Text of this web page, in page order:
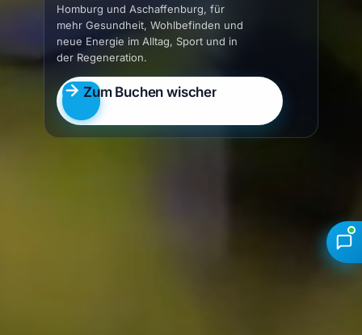
Homburg und Aschaffenburg, für
mehr Gesundheit, Wohlbefinden und
neue Energie im Alltag, Sport und in
der Regeneration.
Zum Buchen wischen